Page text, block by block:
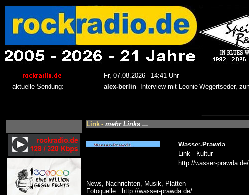
Link - mehr Links ...
Wasser-Prawda
Link - Kultur
http://wasser-prawda.de/
News, Nachrichten, Musik, Platten
Fotoquelle : http://wasser-prawda.de/